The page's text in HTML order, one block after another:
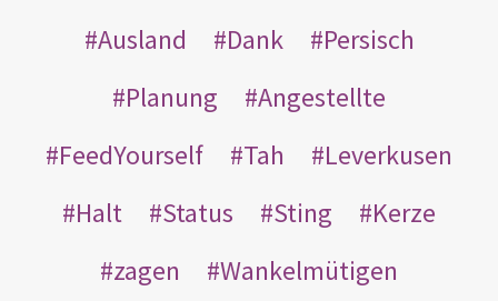
Ausland
Dank
Persisch
Planung
Angestellte
FeedYourself
Tah
Leverkusen
Halt
Status Sting
Kerze
zagen
Wankelmütigen